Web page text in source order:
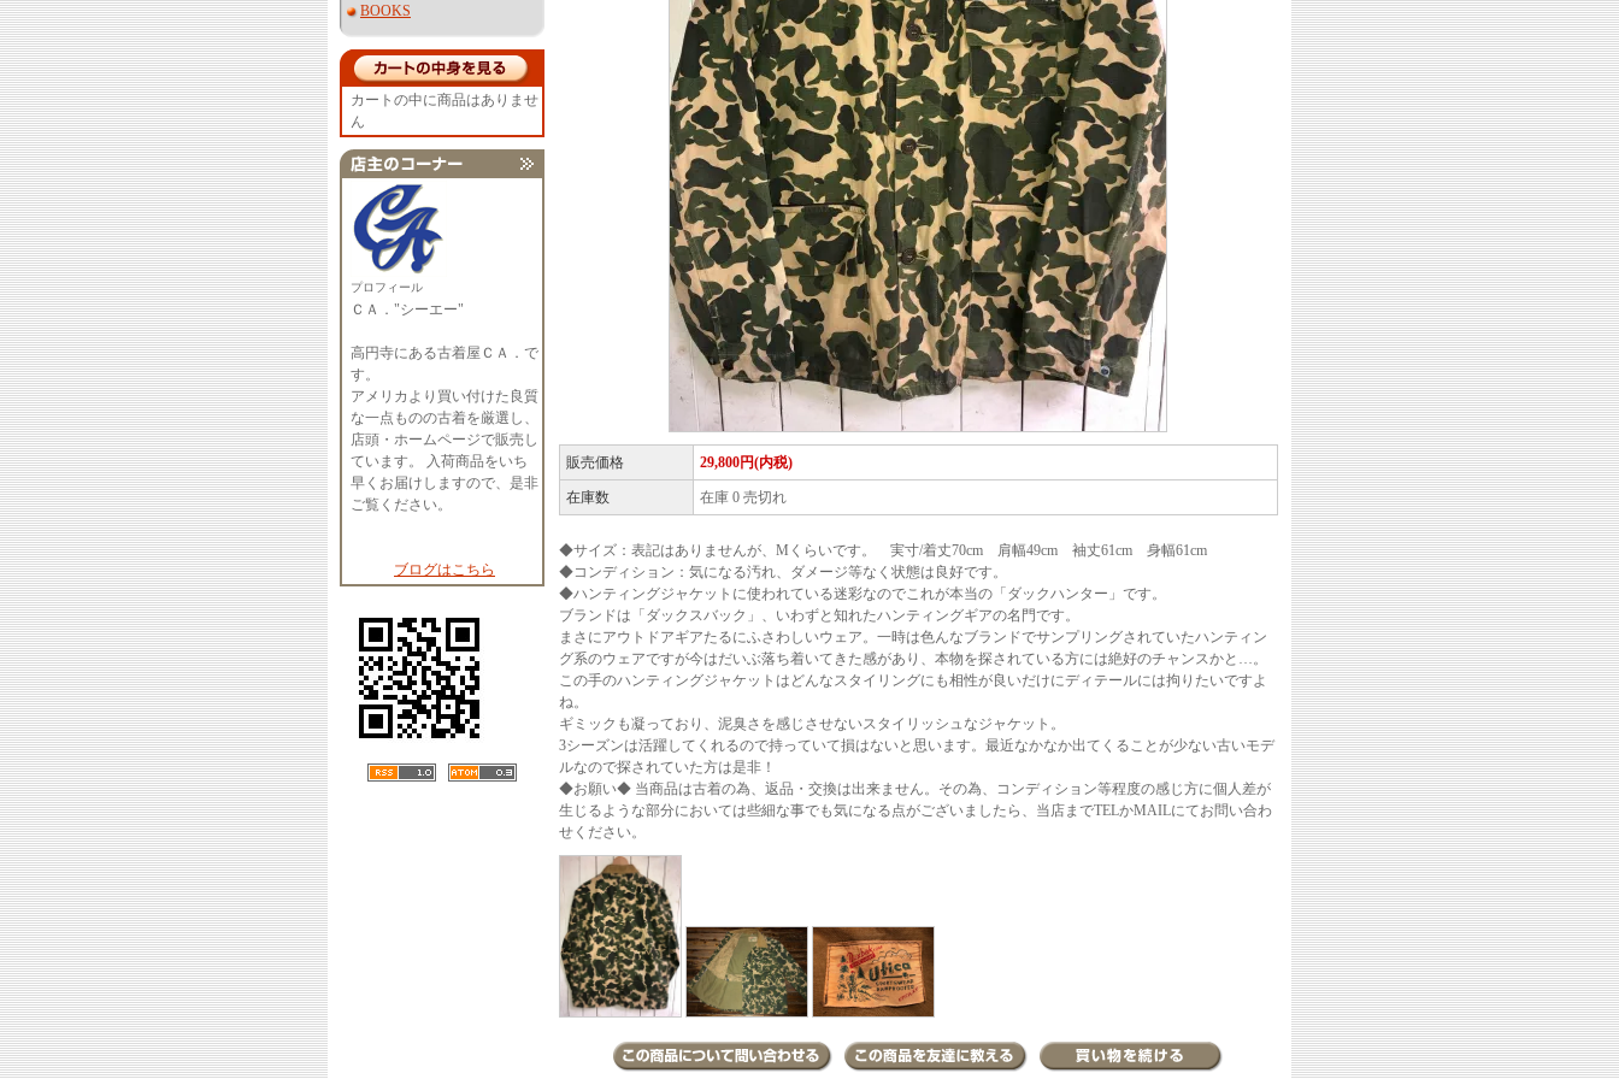
BOOKS
カートの中に商品はありませ
ん
プロフィール
ＣＡ．"シーエー"
高円寺にある古着屋ＣＡ．で
す。
アメリカより買い付けた良質
な一点ものの古着を厳選し、
店頭・ホームページで販売し
ています。 入荷商品をいち
早くお届けしますので、是非
ご覧ください。
ブログはこちら
販売価格 29,800円(内税)
在庫数 在庫 0 売切れ
◆サイズ：表記はありませんが、Mくらいです。 実寸/着丈70cm 肩幅49cm 袖丈61cm 身幅61cm
◆コンディション：気になる汚れ、ダメージ等なく状態は良好です。
◆ハンティングジャケットに使われている迷彩なのでこれが本当の「ダックハンター」です。
ブランドは「ダックスバック」、いわずと知れたハンティングギアの名門です。
まさにアウトドアギアたるにふさわしいウェア。一時は色んなブランドでサンプリングされていたハンティン
グ系のウェアですが今はだいぶ落ち着いてきた感があり、本物を探されている方には絶好のチャンスかと…。
この手のハンティングジャケットはどんなスタイリングにも相性が良いだけにディテールには拘りたいですよ
ね。
ギミックも凝っており、泥臭さを感じさせないスタイリッシュなジャケット。
3シーズンは活躍してくれるので持っていて損はないと思います。最近なかなか出てくることが少ない古いモデ
ルなので探されていた方は是非！
◆お願い◆ 当商品は古着の為、返品・交換は出来ません。その為、コンディション等程度の感じ方に個人差が
生じるような部分においては些細な事でも気になる点がございましたら、当店までTELかMAILにてお問い合わ
せください。